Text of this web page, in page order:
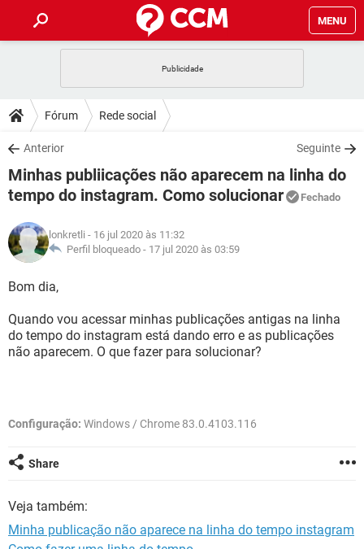
MENU
CELULAR
OUTLOOK
INSTAGRAM GMAIL
GUIA DE COMPRAS
DICAS
JOGOS
OUTLOOK EXCEL
GUIA DE COMPRAS
DOWNLOADS
JOGOS WHATSAPP
CELULAR FACEBOOK
OUTLOOK
INSTAGRAM
GUIA DE COMPRAS
FÓRUM
CELULAR FACEBOOK
GUIA DE COMPRAS
GLOSSÁRIO
JOGOS
CELULAR
OUTLOOK EXCEL
INSTAGRAM GMAIL
Fórum Rede social
Anterior Seguinte
Minhas publiicações não aparecem na linha do
tempo do instagram. Como solucionar
Fechado
lonkretli - 16 jul 2020 às 11:32
Perfil bloqueado - 17 jul 2020 às 03:59
Bom dia,
Quando vou acessar minhas publicações antigas na linha
do tempo do instagram está dando erro e as publicações
não aparecem. O que fazer para solucionar?
Configuração: Windows / Chrome 83.0.4103.116
Share
Veja também:
Minha publicação não aparece na linha do tempo instagram